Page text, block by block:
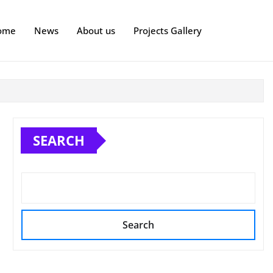
News About us Projects Gallery
SEARCH
Search